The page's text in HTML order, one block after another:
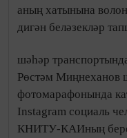
аның хатынына
дигән беләзекләр
шәһәр
Рөстәм Миңнеханов
фотомарафонында
Instagram социаль
КНИТУ-КАИның